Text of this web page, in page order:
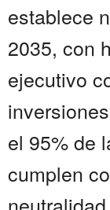
establece
2035, con
ejecutivo
el 95% de
cumplen